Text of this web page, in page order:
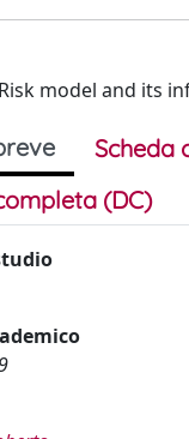
model and its
Scheda
(DC)